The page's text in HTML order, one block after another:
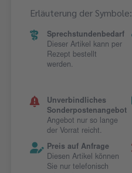
Erläuterung der Symbole:
Sprechstundenbedarf
Dieser Artikel kann per
Rezept bestellt
werden.
Unverbindliches
Sonderpostenangebot
Angebot nur so lange
der Vorrat reicht.
Preis auf Anfrage
Diesen Artikel können
Sie nur telefonisch